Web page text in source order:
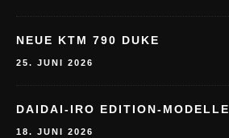
NEUE KTM 790 DUKE
25. JUNI 2026
DAIDAI-IRO EDITION-MODELLE
18. JUNI 2026